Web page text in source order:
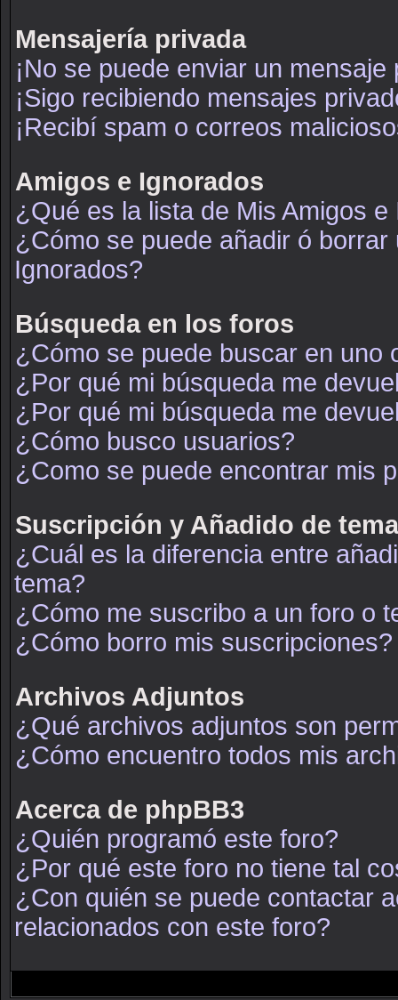
Mensajería privada
¡No se puede enviar un mensaje
¡Sigo recibiendo mensajes
¡Recibí spam o correos
Amigos e Ignorados
¿Qué es la lista de Mis Amigos e
¿Cómo se puede añadir ó
Ignorados?
Búsqueda en los foros
¿Cómo se puede buscar en uno
¿Por qué mi búsqueda me
¿Por qué mi búsqueda me
¿Cómo busco usuarios?
¿Como se puede encontrar mis
Suscripción y Añadido de
¿Cuál es la diferencia entre
tema?
¿Cómo me suscribo a un foro o
¿Cómo borro mis suscripciones?
Archivos Adjuntos
¿Qué archivos adjuntos son
¿Cómo encuentro todos mis
Acerca de phpBB3
¿Quién programó este foro?
¿Por qué este foro no tiene tal
¿Con quién se puede contactar
relacionados con este foro?